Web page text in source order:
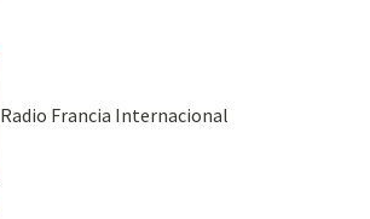
Radio Francia Internacional